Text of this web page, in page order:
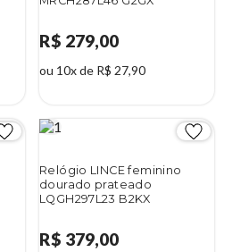
R$ 279,00
ou 10x de R$ 27,90
Relógio LINCE feminino
dourado prateado
LQGH297L23 B2KX
R$ 379,00